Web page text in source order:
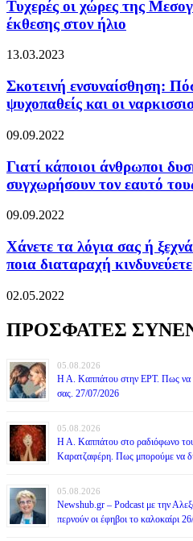
Τυχερές οι χώρες της
έκθεσης στον ήλιο
13.03.2023
Σκοτεινή ενσυναίσθηση:
ψυχοπαθείς και οι
09.09.2022
Γιατί κάποιοι άνθρωποι
συγχωρήσουν τον εαυτό
09.09.2022
Χάνετε τα λόγια σας ή
ποια διαταραχή κινδυνεύετε
02.05.2022
ΠΡΟΣΦΑΤΕΣ
05.08.2026
Η Α. Καππάτου στην ΕΡΤ. Πως να
σας. 27/07/2026
05.08.2026
Η Α. Καππάτου στο ραδιόφωνο
Καρατζαφέρη. Πως μπορούμε να
05.08.2026
Newshub.gr – Podcast με την
περνούν οι έφηβοι το καλοκαίρι